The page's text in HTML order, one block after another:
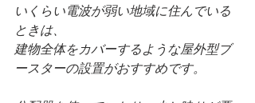
いくらい電波が弱い地域に住んでいる
ときは、
建物全体をカバーするような屋外型ブ
ースターの設置がおすすめです。